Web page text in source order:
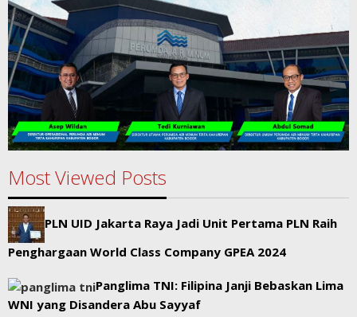
Most Viewed Posts
PLN UID Jakarta Raya Jadi Unit Pertama PLN Raih
Penghargaan World Class Company GPEA 2024
Panglima TNI: Filipina Janji Bebaskan Lima
WNI yang Disandera Abu Sayyaf